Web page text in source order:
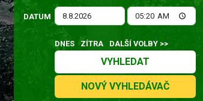
DATUM
DNES ZÍTRA DALŠÍ VOLBY >>
VYHLEDAT
NOVÝ VYHLEDÁVAČ